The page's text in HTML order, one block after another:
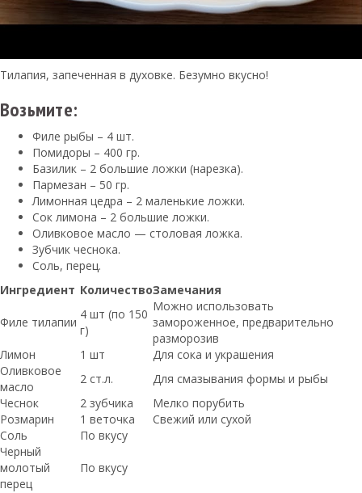
Тилапия, запеченная в духовке. Безумно вкусно!
Возьмите:
Филе рыбы – 4 шт.
Помидоры – 400 гр.
Базилик – 2 большие ложки (нарезка).
Пармезан – 50 гр.
Лимонная цедра – 2 маленькие ложки.
Сок лимона – 2 большие ложки.
Оливковое масло — столовая ложка.
Зубчик чеснока.
Соль, перец.
Ингредиент КоличествоЗамечания
Филе тилапии
4 шт (по 150
г)
Можно использовать
замороженное, предварительно
разморозив
Лимон
1 шт
Для сока и украшения
Оливковое
масло
2 ст.л.
Для смазывания формы и рыбы
Чеснок
2 зубчика
Мелко порубить
Розмарин
1 веточка
Свежий или сухой
Соль
По вкусу
Черный
молотый
перец
По вкусу